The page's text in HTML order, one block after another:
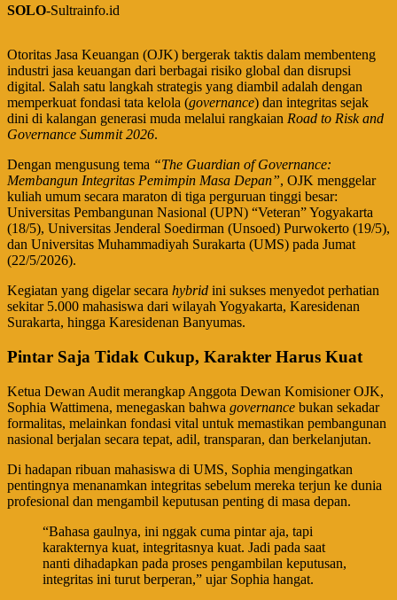
SOLO-Sultrainfo.id
Otoritas Jasa Keuangan (OJK) bergerak taktis dalam membenteng
industri jasa keuangan dari berbagai risiko global dan disrupsi
digital. Salah satu langkah strategis yang diambil adalah dengan
memperkuat fondasi tata kelola (governance) dan integritas sejak
dini di kalangan generasi muda melalui rangkaian Road to Risk and
Governance Summit 2026.
​Dengan mengusung tema “The Guardian of Governance:
Membangun Integritas Pemimpin Masa Depan”, OJK menggelar
kuliah umum secara maraton di tiga perguruan tinggi besar:
Universitas Pembangunan Nasional (UPN) “Veteran” Yogyakarta
(18/5), Universitas Jenderal Soedirman (Unsoed) Purwokerto (19/5),
dan Universitas Muhammadiyah Surakarta (UMS) pada Jumat
(22/5/2026).
​Kegiatan yang digelar secara hybrid ini sukses menyedot perhatian
sekitar 5.000 mahasiswa dari wilayah Yogyakarta, Karesidenan
Surakarta, hingga Karesidenan Banyumas.
Pintar Saja Tidak Cukup, Karakter Harus Kuat
​Ketua Dewan Audit merangkap Anggota Dewan Komisioner OJK,
Sophia Wattimena, menegaskan bahwa governance bukan sekadar
formalitas, melainkan fondasi vital untuk memastikan pembangunan
nasional berjalan secara tepat, adil, transparan, dan berkelanjutan.
​Di hadapan ribuan mahasiswa di UMS, Sophia mengingatkan
pentingnya menanamkan integritas sebelum mereka terjun ke dunia
profesional dan mengambil keputusan penting di masa depan.
​“Bahasa gaulnya, ini nggak cuma pintar aja, tapi
karakternya kuat, integritasnya kuat. Jadi pada saat
nanti dihadapkan pada proses pengambilan keputusan,
integritas ini turut berperan,” ujar Sophia hangat.